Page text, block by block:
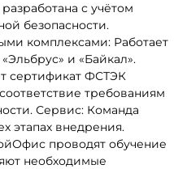
с учётом
безопасности.
комплексами: Работает
и «Байкал».
сертификат ФСТЭК
требованиям
Сервис: Команда
этапах внедрения.
проводят обучение
необходимые